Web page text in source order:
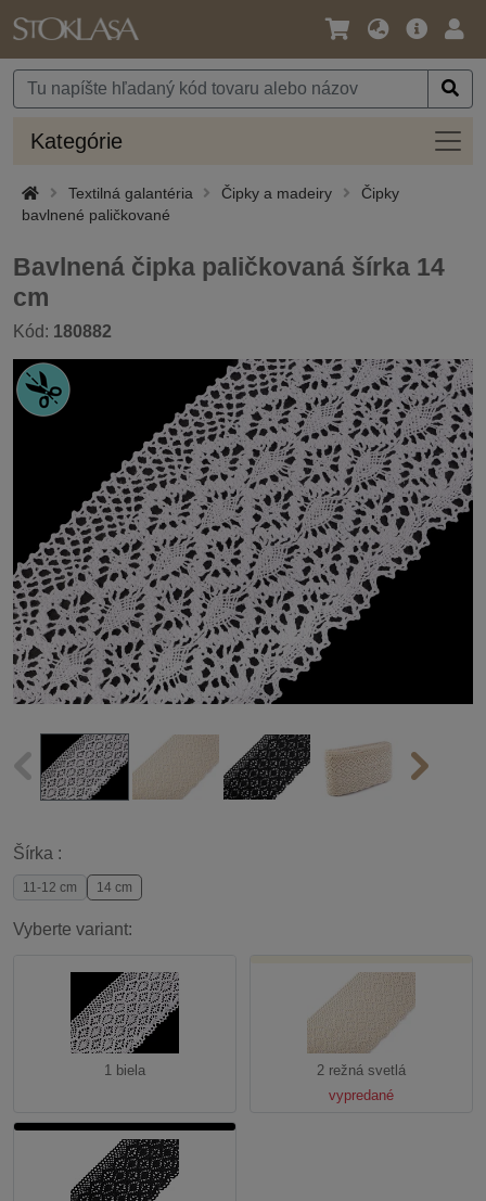
Jazyk
Mena
Hlavná
Kategórie
Textilná galantéria Čipky a madeiry
Čipky
bavlnené paličkované
Bavlnená čipka paličkovaná šírka 14
cm
Kód: 180882
Šírka :
11-12 cm 14 cm
Vyberte variant:
1 biela
2 režná svetlá
vypredané